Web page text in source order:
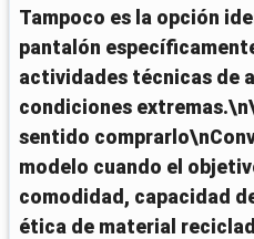
Tampoco es la opción
pantalón
actividades técnicas de
condiciones
sentido
modelo cuando el
comodidad, capacidad
ética de material